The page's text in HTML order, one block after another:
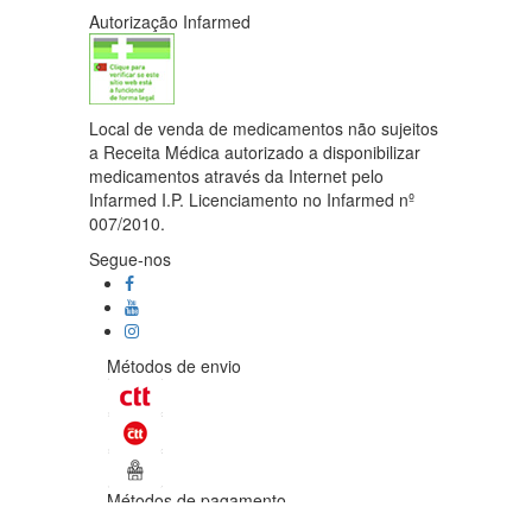
Autorização Infarmed
Local de venda de medicamentos não sujeitos
a Receita Médica autorizado a disponibilizar
medicamentos através da Internet pelo
Infarmed I.P. Licenciamento no Infarmed nº
007/2010.
Segue-nos
Métodos de envio
Métodos de pagamento